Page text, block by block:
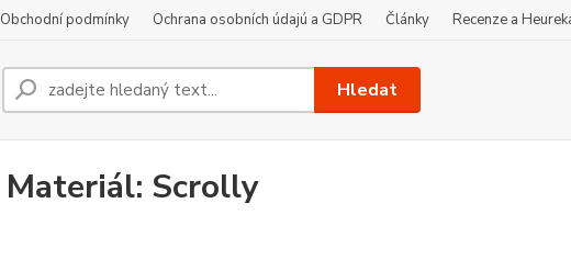
Obchodní podmínky Ochrana osobních údajú a GDPR Články Recenze a
Hledat
Materiál: Scrolly